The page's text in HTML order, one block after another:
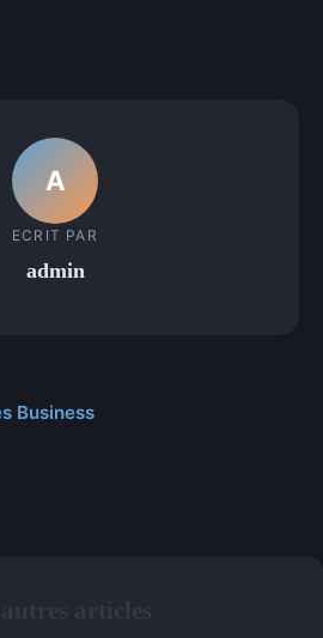
A
ECRIT PAR
admin
Business